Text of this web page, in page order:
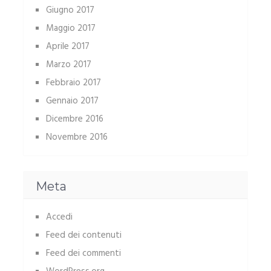
Giugno 2017
Maggio 2017
Aprile 2017
Marzo 2017
Febbraio 2017
Gennaio 2017
Dicembre 2016
Novembre 2016
Meta
Accedi
Feed dei contenuti
Feed dei commenti